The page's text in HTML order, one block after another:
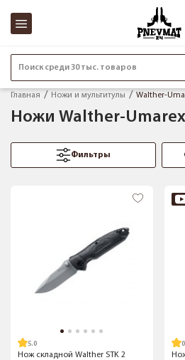
Поиск среди 30 тыс. товаров
Главная Ножи и мультитулы Walther-
Ножи Walther-Umarex
Фильтры
5.0
Нож складной Walther STK 2